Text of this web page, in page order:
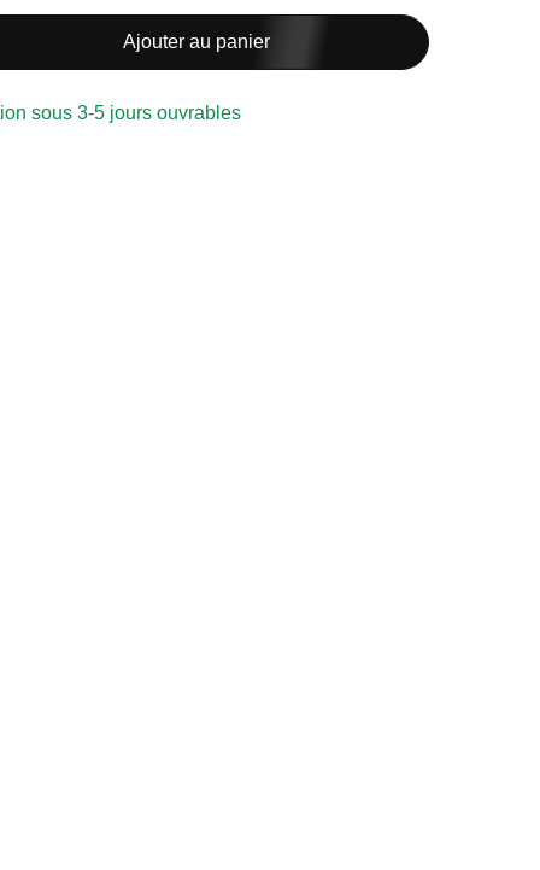
Ajouter au panier
sous 3-5 jours ouvrables